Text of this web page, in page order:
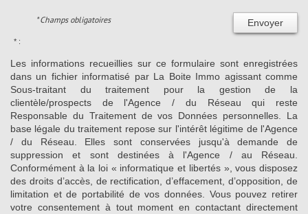
Envoyer
* Champs obligatoires
* :
Les informations recueillies sur ce formulaire sont enregistrées
dans un fichier informatisé par La Boite Immo agissant comme
Sous-traitant du traitement pour la gestion de la
clientèle/prospects de l'Agence / du Réseau qui reste
Responsable du Traitement de vos Données personnelles. La
base légale du traitement repose sur l'intérêt légitime de l'Agence
/ du Réseau. Elles sont conservées jusqu'à demande de
suppression et sont destinées à l'Agence / au Réseau.
Conformément à la loi « informatique et libertés », vous disposez
des droits d’accès, de rectification, d’effacement, d’opposition, de
limitation et de portabilité de vos données. Vous pouvez retirer
votre consentement à tout moment en contactant directement